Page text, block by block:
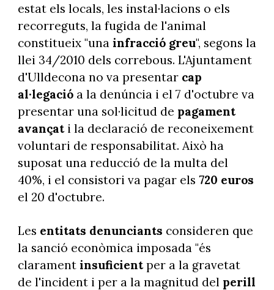
estat els locals, les instal·lacions o els
recorreguts, la fugida de l'animal
constitueix "una infracció greu", segons la
llei 34/2010 dels correbous. L'Ajuntament
d'Ulldecona no va presentarcap
al·legacióa la denúncia i el 7 d'octubre va
presentar una sol·licitud de pagament
avançati la declaració de reconeixement
voluntari de responsabilitat. Això ha
suposat una reducció de la multa del
40%, i el consistori va pagar els 720 euros
el 20 d'octubre.
Les entitats denunciants consideren que
la sanció econòmica imposada "és
clarament insuficientper a la gravetat
de l'incident i per a la magnitud del perill